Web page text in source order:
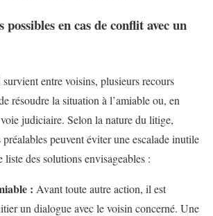
possibles en cas de conflit avec un
entre voisins, plusieurs recours
résoudre la situation à l’amiable ou, en
judiciaire. Selon la nature du litige,
préalables peuvent éviter une escalade inutile
des solutions envisageables :
: Avant toute autre action, il est
un dialogue avec le voisin concerné. Une